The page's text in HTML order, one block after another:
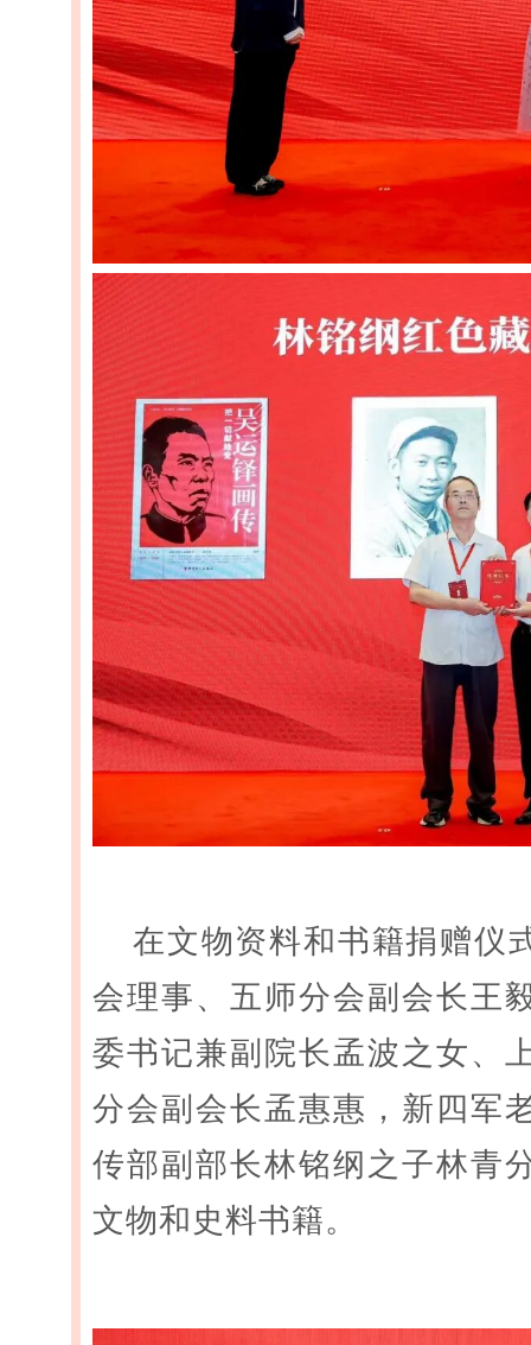
在文物资料和书籍捐赠仪
会理事、五师分会副会长王
委书记兼副院长孟波之女、
分会副会长孟惠惠，新四军
传部副部长林铭纲之子林青
文物和史料书籍。